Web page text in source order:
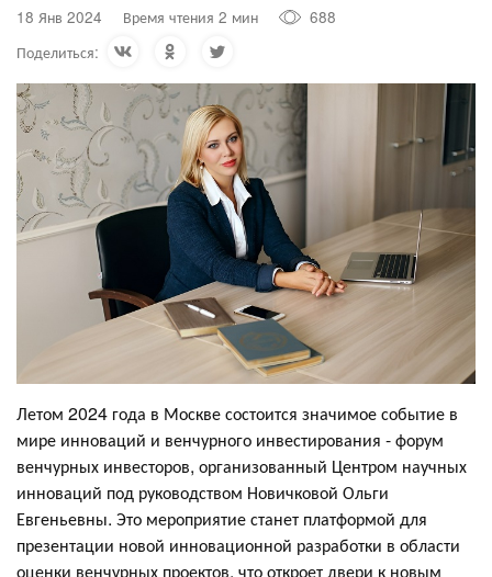
18 Янв 2024 Время чтения 2 мин
688
Поделиться:
Летом 2024 года в Москве состоится значимое событие в
мире инноваций и венчурного инвестирования - форум
венчурных инвесторов, организованный Центром научных
инноваций под руководством Новичковой Ольги
Евгеньевны. Это мероприятие станет платформой для
презентации новой инновационной разработки в области
оценки венчурных проектов, что откроет двери к новым